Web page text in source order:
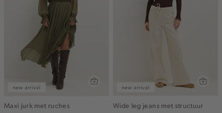
new arrival
Maxi jurk met ruches
new arrival
Wide leg jeans met structuur